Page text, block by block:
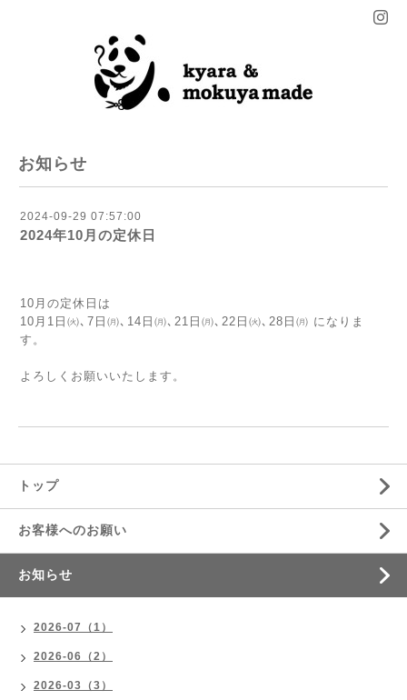
お知らせ
2024-09-29 07:57:00
2024年10月の定休日
10月の定休日は
10月1日㈫､7日㈪､14日㈪､21日㈪､22日㈫､28日㈪ になりま
す。
よろしくお願いいたします。
トップ
お客様へのお願い
お知らせ
2026-07（1）
2026-06（2）
2026-03（3）